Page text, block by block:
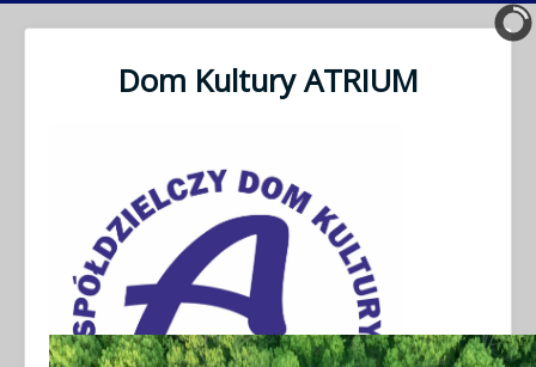
Dom Kultury ATRIUM